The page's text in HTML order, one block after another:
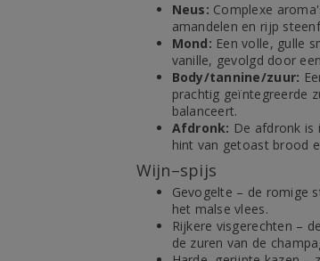
Neus: Complexe
amandelen en rijp
Mond: Een volle, gulle
vanille, gevolgd door
Body/tannine/zuur:
prachtig geïntegreerde
balanceert.
Afdronk: De afdronk is
hint van getoast brood
Wijn–spijs
Gevogelte – de romige
het malse vlees.
Rijkere visgerechten –
de zuren van de